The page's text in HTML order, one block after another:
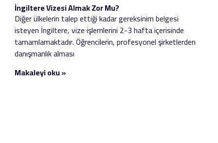
İngiltere Vizesi Almak Zor Mu?
Diğer ülkelerin talep ettiği kadar gereksinim belgesi
isteyen İngiltere, vize işlemlerini 2-3 hafta içerisinde
tamamlamaktadır. Öğrencilerin, profesyonel şirketlerden
danışmanlık alması
Makaleyi oku »